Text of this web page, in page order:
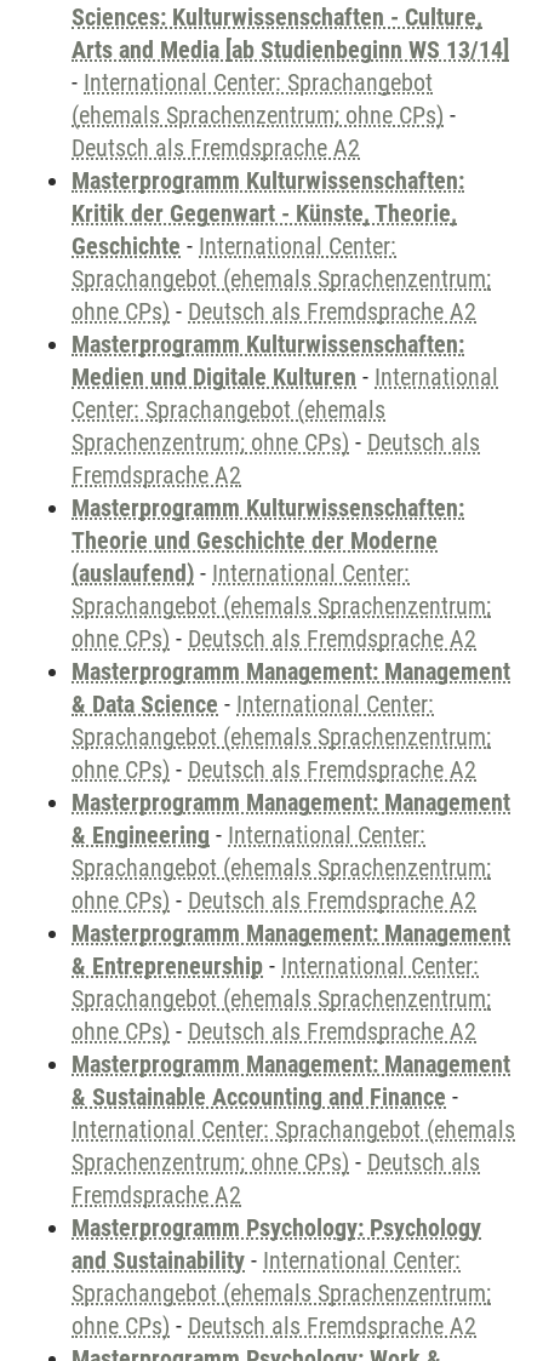
Sciences: Kulturwissenschaften - Culture,
Arts and Media [ab Studienbeginn WS 13/14]
- International Center: Sprachangebot
(ehemals Sprachenzentrum; ohne CPs) -
Deutsch als Fremdsprache A2
Masterprogramm Kulturwissenschaften:
Kritik der Gegenwart - Künste, Theorie,
Geschichte - International Center:
Sprachangebot (ehemals Sprachenzentrum;
ohne CPs) - Deutsch als Fremdsprache A2
Masterprogramm Kulturwissenschaften:
Medien und Digitale Kulturen - International
Center: Sprachangebot (ehemals
Sprachenzentrum; ohne CPs) - Deutsch als
Fremdsprache A2
Masterprogramm Kulturwissenschaften:
Theorie und Geschichte der Moderne
(auslaufend) - International Center:
Sprachangebot (ehemals Sprachenzentrum;
ohne CPs) - Deutsch als Fremdsprache A2
Masterprogramm Management: Management
& Data Science - International Center:
Sprachangebot (ehemals Sprachenzentrum;
ohne CPs) - Deutsch als Fremdsprache A2
Masterprogramm Management: Management
& Engineering - International Center:
Sprachangebot (ehemals Sprachenzentrum;
ohne CPs) - Deutsch als Fremdsprache A2
Masterprogramm Management: Management
& Entrepreneurship - International Center:
Sprachangebot (ehemals Sprachenzentrum;
ohne CPs) - Deutsch als Fremdsprache A2
Masterprogramm Management: Management
& Sustainable Accounting and Finance -
International Center: Sprachangebot (ehemals
Sprachenzentrum; ohne CPs) - Deutsch als
Fremdsprache A2
Masterprogramm Psychology: Psychology
and Sustainability - International Center:
Sprachangebot (ehemals Sprachenzentrum;
ohne CPs) - Deutsch als Fremdsprache A2